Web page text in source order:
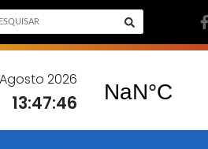
2026
13:47:47